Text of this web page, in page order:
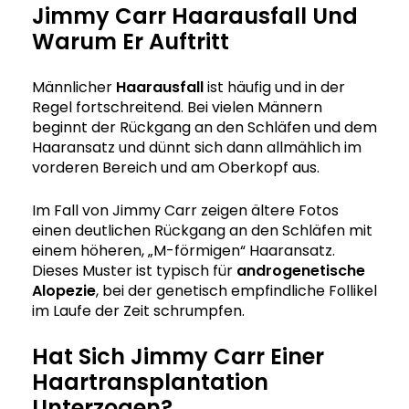
Jimmy Carr Haarausfall Und
Warum Er Auftritt
Männlicher Haarausfallist häufig und in der
Regel fortschreitend. Bei vielen Männern
beginnt der Rückgang an den Schläfen und dem
Haaransatz und dünnt sich dann allmählich im
vorderen Bereich und am Oberkopf aus.
Im Fall von Jimmy Carr zeigen ältere Fotos
einen deutlichen Rückgang an den Schläfen mit
einem höheren, „M-förmigen“ Haaransatz.
Dieses Muster ist typisch für androgenetische
Alopezie, bei der genetisch empfindliche Follikel
im Laufe der Zeit schrumpfen.
Hat Sich Jimmy Carr Einer
Haartransplantation